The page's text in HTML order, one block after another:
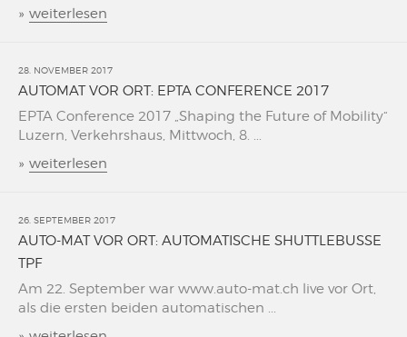
» weiterlesen
28. NOVEMBER 2017
AUTOMAT VOR ORT: EPTA CONFERENCE 2017
EPTA Conference 2017 „Shaping the Future of Mobility“
Luzern, Verkehrshaus, Mittwoch, 8. ...
» weiterlesen
26. SEPTEMBER 2017
AUTO-MAT VOR ORT: AUTOMATISCHE SHUTTLEBUSSE
TPF
Am 22. September war www.auto-mat.ch live vor Ort,
als die ersten beiden automatischen ...